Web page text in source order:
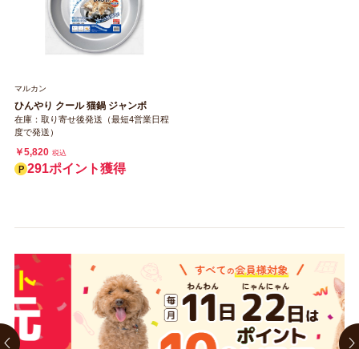
マルカン
ひんやり クール 猫鍋 ジャンボ
在庫：取り寄せ後発送（最短4営業日程
度で発送）
￥5,820 税込
291ポイント獲得